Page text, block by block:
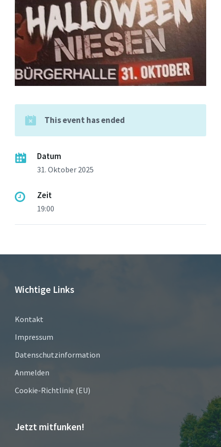
This event has ended
Datum
31. Oktober 2025
Zeit
19:00
Wichtige Links
Kontakt
Impressum
Datenschutzinformation
Anmelden
Cookie-Richtlinie (EU)
Jetzt mitfunken!